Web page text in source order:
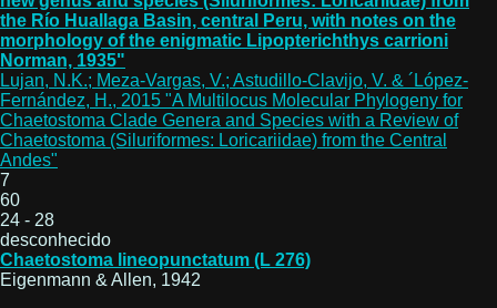
the Río Huallaga Basin, central Peru, with notes on the
morphology of the enigmatic Lipopterichthys carrioni
Norman, 1935"
Lujan, N.K.; Meza-Vargas, V.; Astudillo-Clavijo, V. & ´López-
Fernández, H., 2015 "A Multilocus Molecular Phylogeny for
Chaetostoma Clade Genera and Species with a Review of
Chaetostoma (Siluriformes: Loricariidae) from the Central
Andes"
7
60
24 - 28
desconhecido
Chaetostoma lineopunctatum (L 276)
Eigenmann & Allen, 1942